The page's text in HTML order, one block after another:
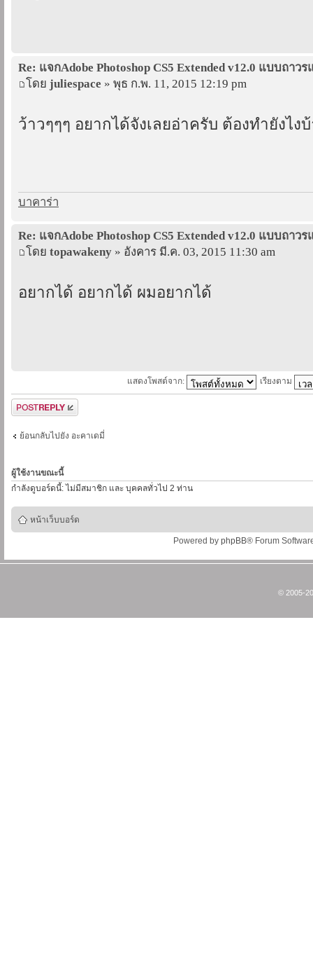
Re: แจกAdobe Photoshop CS5 Extended v12.0 แบบถาว
โดย juliespace » พุธ ก.พ. 11, 2015 12:19 pm
ว้าวๆๆๆ อยากได้จังเลยอ่าครับ ต้องทำยังไง
บาคาร่า
Re: แจกAdobe Photoshop CS5 Extended v12.0 แบบถาว
โดย topawakeny » อังคาร มี.ค. 03, 2015 11:30 am
อยากได้ อยากได้ ผมอยากได้
แสดงโพสต์จาก: เรียงตาม
ตอบกระทู้
ย้อนกลับไปยัง อะคาเดมี่
ผู้ใช้งานขณะนี้
กำลังดูบอร์ดนี้: ไม่มีสมาชิก และ บุคคลทั่วไป 2 ท่าน
หน้าเว็บบอร์ด
Powered by phpBB® Forum
© 2005-